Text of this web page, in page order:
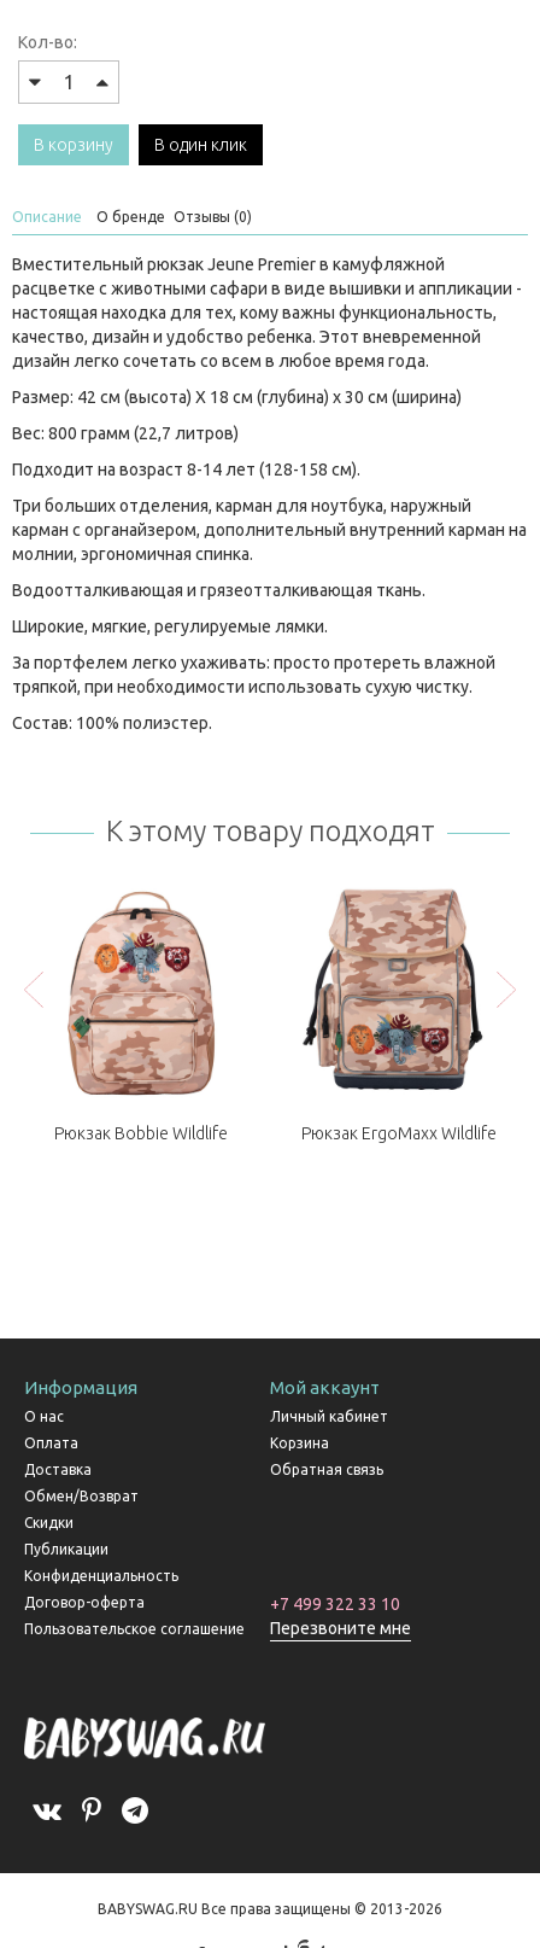
Кол-во:
В корзину В один клик
Описание О бренде Отзывы (0)
Вместительный рюкзак Jeune Premier в камуфляжной
расцветке с животными сафари в виде вышивки и аппликации -
настоящая находка для тех, кому важны функциональность,
качество, дизайн и удобство ребенка. Этот вневременной
дизайн легко сочетать со всем в любое время года.
Размер: 42 см (высота) Х 18 см (глубина) x 30 см (ширина)
Вес: 800 грамм (22,7 литров)
Подходит на возраст 8-14 лет (128-158 см).
Три больших отделения, карман для ноутбука, наружный
карман с органайзером, дополнительный внутренний карман на
молнии, эргономичная спинка.
Водоотталкивающая и грязеотталкивающая ткань.
Широкие, мягкие, регулируемые лямки.
За портфелем легко ухаживать: просто протереть влажной
тряпкой, при необходимости использовать сухую чистку.
Состав: 100% полиэстер.
К этому товару подходят
Рюкзак Bobbie Wildlife Рюкзак ErgoMaxx Wildlife
Информация
О нас
Оплата
Доставка
Обмен/Возврат
Скидки
Публикации
Конфиденциальность
Договор-оферта
Пользовательское соглашение
Мой аккаунт
Личный кабинет
Корзина
Обратная связь
+7 499 322 33 10
Перезвоните мне
BABYSWAG.RU Все права защищены © 2013-2026